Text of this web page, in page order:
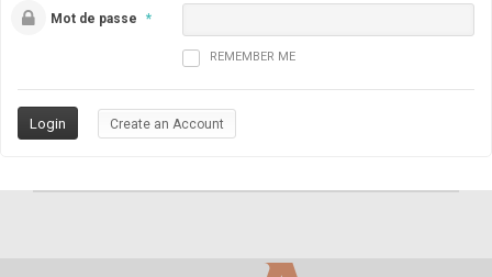
Mot de passe *
REMEMBER ME
Create an Account